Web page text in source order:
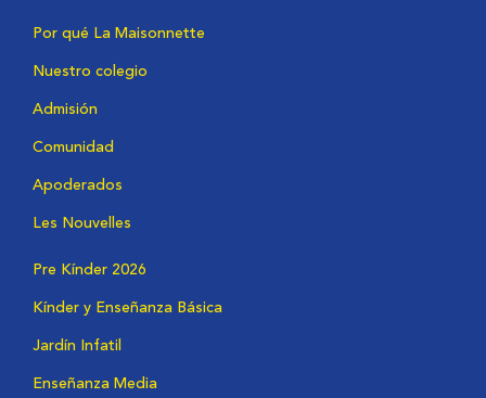
Por qué La Maisonnette
Nuestro colegio
Admisión
Comunidad
Apoderados
Les Nouvelles
Pre Kínder 2026
Kínder y Enseñanza Básica
Jardín Infatil
Enseñanza Media